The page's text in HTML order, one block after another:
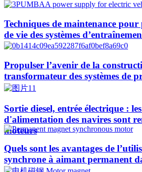
Techniques de maintenance
de vie des systèmes
Propulser l’avenir de la
transformateur des systèmes de
Sortie diesel, entrée électrique :
d'alimentation des navires sont
moteurs
Quels sont les avantages de
synchrone à aimant permanent